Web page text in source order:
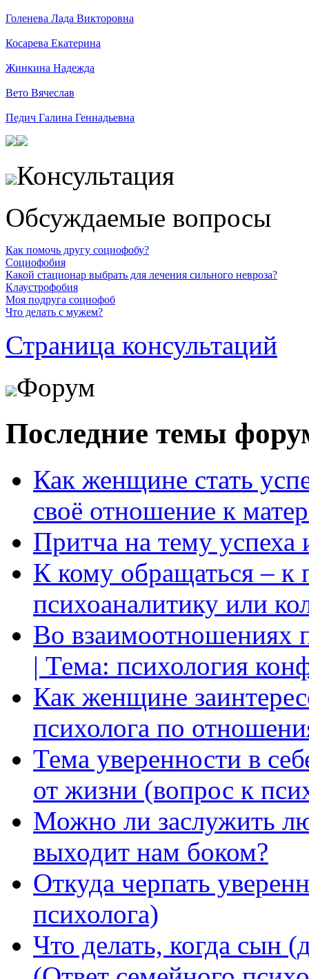
Голенева Лада Викторовна
Косарева Екатерина
Жинкина Надежда
Вето Вячеслав
Педич Галина Геннадьевна
Консультация
Обсуждаемые вопросы
Как помочь другу социофобу?
Социофобия
Какой стационар выбрать для лечения сильного невроза?
Клаустрофобия
Моя подруга социофоб
Что делать с мужем?
Страница консультаций
Форум
Последние темы
Как женщине стать
своё отношение к
Притча на тему успеха
К кому обращаться – к
психоаналитику или
Во взаимоотношениях
| Тема: психология
Как женщине
психолога по
Тема уверенности в
от жизни (вопрос к
Можно ли заслужить
выходит нам боком?
Откуда черпать
психолога)
Что делать, когда сын